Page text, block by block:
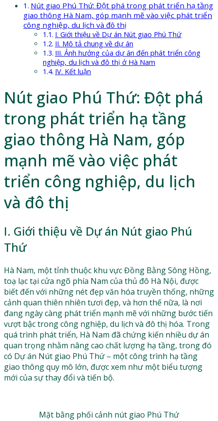
Nút giao Phú Thứ: Đột phá trong phát triển hạ tầng
giao thông Hà Nam, góp mạnh mẽ vào việc phát triển
công nghiệp, du lịch và đô thị
I. Giới thiệu về Dự án Nút giao Phú Thứ
II. Mô tả chung về dự án
III. Ảnh hưởng của dự án đến phát triển công
nghiệp, du lịch và đô thị ở Hà Nam
IV. Kết luận
Nút giao Phú Thứ: Đột phá
trong phát triển hạ tầng
giao thông Hà Nam, góp
mạnh mẽ vào việc phát
triển công nghiệp, du lịch
và đô thị
I. Giới thiệu về Dự án Nút giao Phú
Thứ
Hà Nam, một tỉnh thuộc khu vực Đồng Bằng Sông Hồng,
toạ lạc tại cửa ngõ phía Nam của thủ đô Hà Nội, được
biết đến với những nét đẹp văn hóa truyền thống, những
cảnh quan thiên nhiên tươi đẹp, và hơn thế nữa, là nơi
đang ngày càng phát triển mạnh mẽ với những bước tiến
vượt bậc trong công nghiệp, du lịch và đô thị hóa. Trong
quá trình phát triển, Hà Nam đã chứng kiến nhiều dự án
quan trọng nhằm nâng cao chất lượng hạ tầng, trong đó
có Dự án Nút giao Phú Thứ – một công trình hạ tầng
giao thông quy mô lớn, được xem như một biểu tượng
mới của sự thay đổi và tiến bộ.
Mặt bằng phối cảnh nút giao Phú Thứ